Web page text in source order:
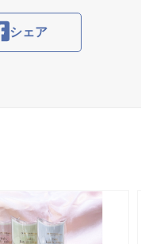
シェア